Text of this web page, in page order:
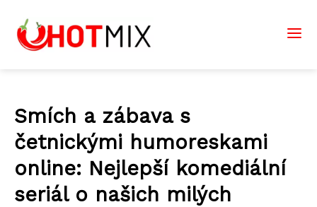
Smích a zábava s
četnickými humoreskami
online: Nejlepší komediální
seriál o našich milých